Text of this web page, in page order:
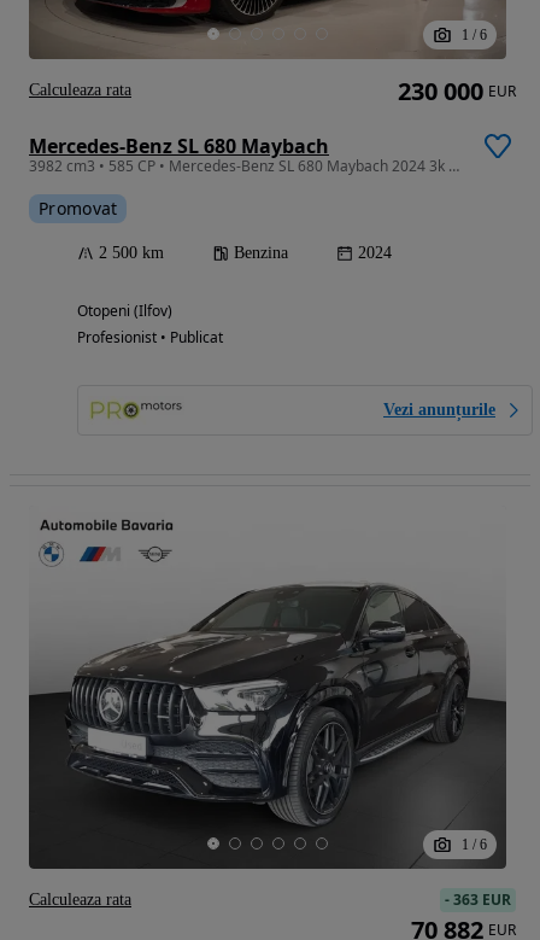
1 / 6
Mercedes-Benz SL 680 Maybach
3982 cm3 • 585 CP • Mercedes-Benz SL 680 Maybach 2024 3k km
Promovat
2 500 km Benzina 2024
Otopeni (Ilfov)
Profesionist • Publicat
Vezi anunțurile
230 000 EUR
Calculeaza rata
1 / 6
-363 EUR
70 882 EUR
Calculeaza rata